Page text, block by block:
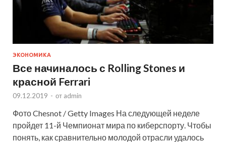
ЭКОНОМИКА
Все начиналось с Rolling Stones и
красной Ferrari
09.12.2019 - от admin
Фото Chesnot / Getty Images На следующей неделе
пройдет 11-й Чемпионат мира по киберспорту. Чтобы
понять, как сравнительно молодой отрасли удалось